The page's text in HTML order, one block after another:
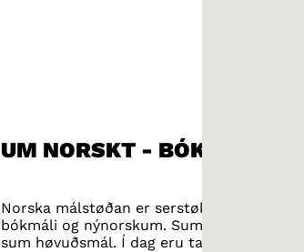
UM NORSKT - BÓKMÁL OG
Norska málstøðan er serstøk. Norskt
bókmáli og nýnorskum. Sum norskur
sum høvuðsmál. Í dag eru tað uml. 90